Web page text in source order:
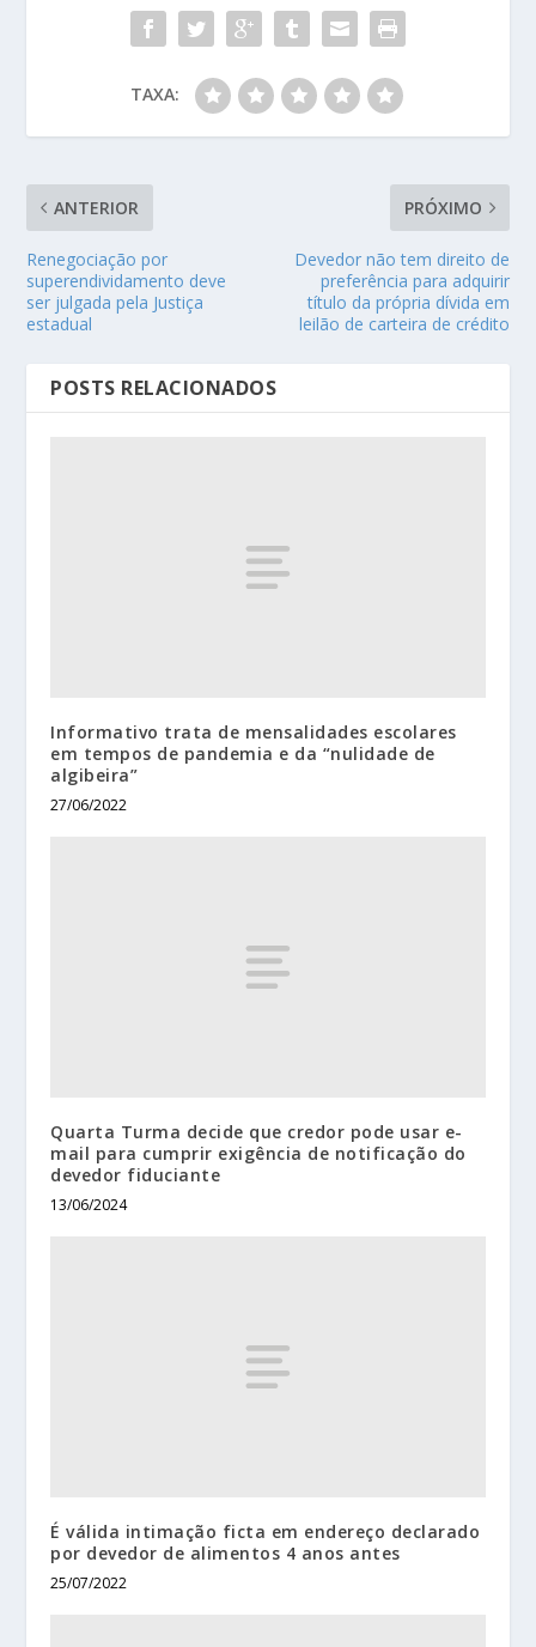
TAXA:
ANTERIOR
Renegociação por
superendividamento deve
ser julgada pela Justiça
estadual
PRÓXIMO
Devedor não tem direito de
preferência para adquirir
título da própria dívida em
leilão de carteira de crédito
POSTS RELACIONADOS
Informativo trata de mensalidades escolares
em tempos de pandemia e da “nulidade de
algibeira”
27/06/2022
Quarta Turma decide que credor pode usar e-
mail para cumprir exigência de notificação do
devedor fiduciante
13/06/2024
É válida intimação ficta em endereço declarado
por devedor de alimentos 4 anos antes
25/07/2022